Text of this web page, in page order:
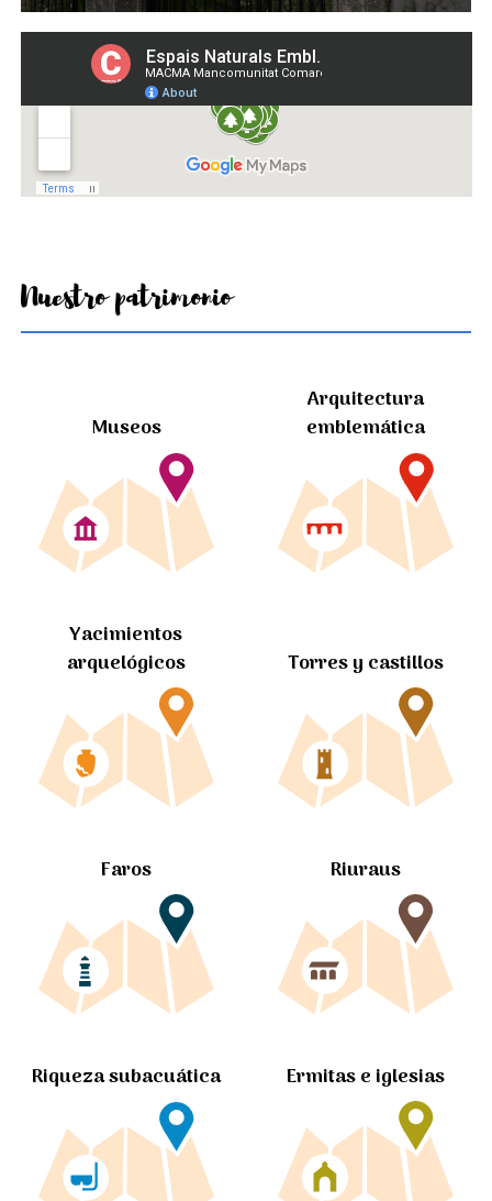
Nuestro patrimonio
Museos
Arquitectura
emblemática
Yacimientos
arquelógicos
Torres y castillos
Faros Riuraus
Riqueza subacuática Ermitas e iglesias